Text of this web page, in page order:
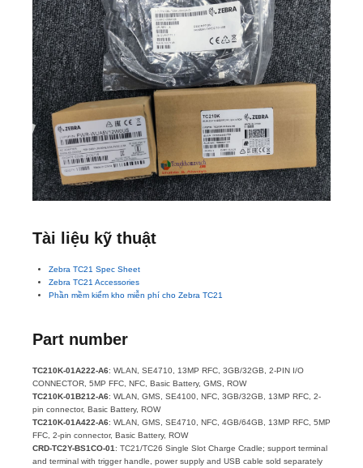
Tài liệu kỹ thuật
Zebra TC21 Spec Sheet
Zebra TC21 Accessories
Phần mềm kiểm kho miễn phí cho Zebra TC21
Part number
TC210K-01A222-A6: WLAN, SE4710, 13MP RFC, 3GB/32GB, 2-PIN I/O
CONNECTOR, 5MP FFC, NFC, Basic Battery, GMS, ROW
TC210K-01B212-A6: WLAN, GMS, SE4100, NFC, 3GB/32GB, 13MP RFC, 2-
pin connector, Basic Battery, ROW
TC210K-01A422-A6: WLAN, GMS, SE4710, NFC, 4GB/64GB, 13MP RFC, 5MP
FFC, 2-pin connector, Basic Battery, ROW
CRD-TC2Y-BS1CO-01: TC21/TC26 Single Slot Charge Cradle; support terminal
and terminal with trigger handle, power supply and USB cable sold separately